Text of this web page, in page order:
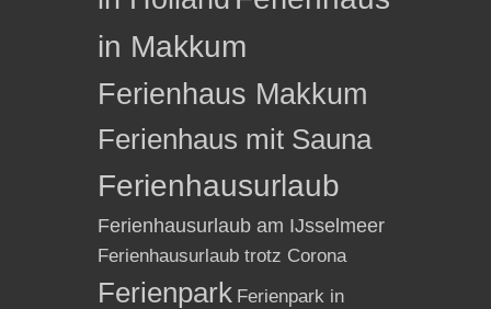
in Makkum
Ferienhaus Makkum
Ferienhaus mit Sauna
Ferienhausurlaub
Ferienhausurlaub am IJsselmeer
Ferienhausurlaub trotz Corona
Ferienpark Ferienpark in